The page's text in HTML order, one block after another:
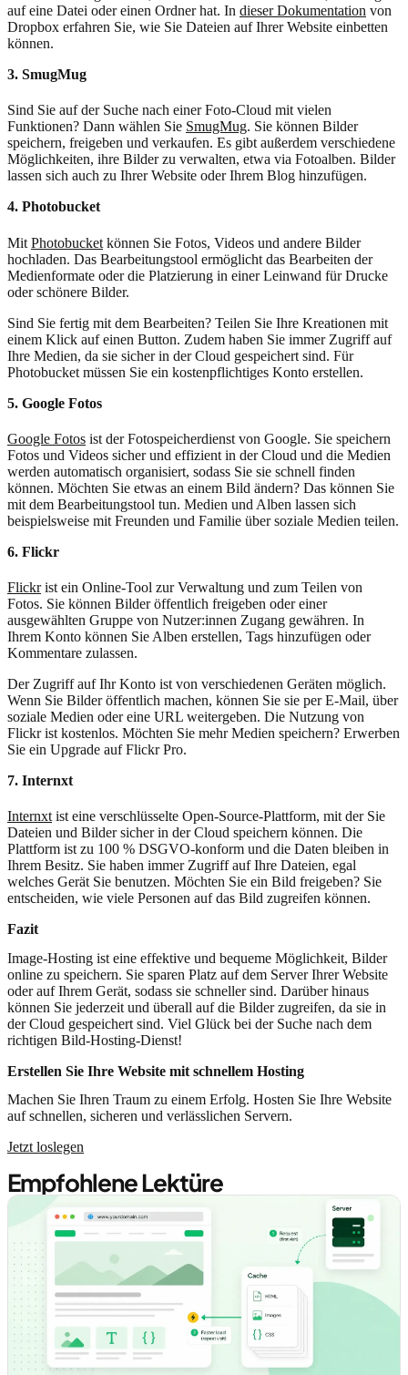
auf eine Datei oder einen Ordner hat. In dieser Dokumentation von
Dropbox erfahren Sie, wie Sie Dateien auf Ihrer Website einbetten
können.
3. SmugMug
Sind Sie auf der Suche nach einer Foto-Cloud mit vielen
Funktionen? Dann wählen Sie SmugMug. Sie können Bilder
speichern, freigeben und verkaufen. Es gibt außerdem verschiedene
Möglichkeiten, ihre Bilder zu verwalten, etwa via Fotoalben. Bilder
lassen sich auch zu Ihrer Website oder Ihrem Blog hinzufügen.
4. Photobucket
Mit Photobucket können Sie Fotos, Videos und andere Bilder
hochladen. Das Bearbeitungstool ermöglicht das Bearbeiten der
Medienformate oder die Platzierung in einer Leinwand für Drucke
oder schönere Bilder.
Sind Sie fertig mit dem Bearbeiten? Teilen Sie Ihre Kreationen mit
einem Klick auf einen Button. Zudem haben Sie immer Zugriff auf
Ihre Medien, da sie sicher in der Cloud gespeichert sind. Für
Photobucket müssen Sie ein kostenpflichtiges Konto erstellen.
5. Google Fotos
Google Fotos ist der Fotospeicherdienst von Google. Sie speichern
Fotos und Videos sicher und effizient in der Cloud und die Medien
werden automatisch organisiert, sodass Sie sie schnell finden
können. Möchten Sie etwas an einem Bild ändern? Das können Sie
mit dem Bearbeitungstool tun. Medien und Alben lassen sich
beispielsweise mit Freunden und Familie über soziale Medien teilen.
6. Flickr
Flickrist ein Online-Tool zur Verwaltung und zum Teilen von
Fotos. Sie können Bilder öffentlich freigeben oder einer
ausgewählten Gruppe von Nutzer:innen Zugang gewähren. In
Ihrem Konto können Sie Alben erstellen, Tags hinzufügen oder
Kommentare zulassen.
Der Zugriff auf Ihr Konto ist von verschiedenen Geräten möglich.
Wenn Sie Bilder öffentlich machen, können Sie sie per E-Mail, über
soziale Medien oder eine URL weitergeben. Die Nutzung von
Flickr ist kostenlos. Möchten Sie mehr Medien speichern? Erwerben
Sie ein Upgrade auf Flickr Pro.
7. Internxt
Internxt ist eine verschlüsselte Open-Source-Plattform, mit der Sie
Dateien und Bilder sicher in der Cloud speichern können. Die
Plattform ist zu 100 % DSGVO-konform und die Daten bleiben in
Ihrem Besitz. Sie haben immer Zugriff auf Ihre Dateien, egal
welches Gerät Sie benutzen. Möchten Sie ein Bild freigeben? Sie
entscheiden, wie viele Personen auf das Bild zugreifen können.
Fazit
Image-Hosting ist eine effektive und bequeme Möglichkeit, Bilder
online zu speichern. Sie sparen Platz auf dem Server Ihrer Website
oder auf Ihrem Gerät, sodass sie schneller sind. Darüber hinaus
können Sie jederzeit und überall auf die Bilder zugreifen, da sie in
der Cloud gespeichert sind. Viel Glück bei der Suche nach dem
richtigen Bild-Hosting-Dienst!
Erstellen Sie Ihre Website mit schnellem Hosting
Machen Sie Ihren Traum zu einem Erfolg. Hosten Sie Ihre Website
auf schnellen, sicheren und verlässlichen Servern.
Jetzt loslegen
Empfohlene Lektüre